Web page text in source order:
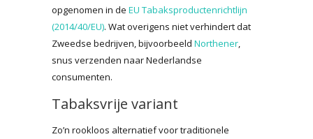
opgenomen in de EU Tabaksproductenrichtlijn
(2014/40/EU). Wat overigens niet verhindert dat
Zweedse bedrijven, bijvoorbeeld Northener,
snus verzenden naar Nederlandse
consumenten.
Tabaksvrije variant
Zo’n rookloos alternatief voor traditionele